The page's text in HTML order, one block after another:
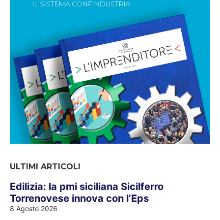
ULTIMI ARTICOLI
Edilizia: la pmi siciliana Sicilferro
Torrenovese innova con l’Eps
8 Agosto 2026